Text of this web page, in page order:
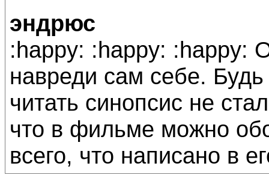
эндрюс
:happy: :happy: :happy:
навреди сам себе.
читать синопсис не
что в фильме можно
всего, что написано в